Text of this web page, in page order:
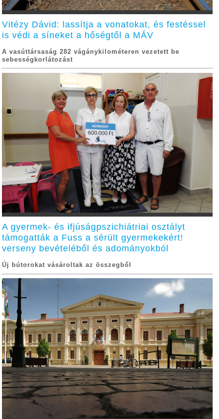
Vitézy Dávid: lassítja a vonatokat, és festéssel
is védi a síneket a hőségtől a MÁV
A vasúttársaság 282 vágánykilométeren vezetett be
sebességkorlátozást
A gyermek- és ifjúságpszichiátriai osztályt
támogatták a Fuss a sérült gyermekekért!
verseny bevételéből és adományokból
Új bútorokat vásároltak az összegből